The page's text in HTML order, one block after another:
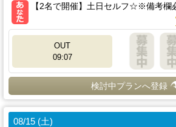
【2名で開催】土日セルフ☆※備考欄
OUT
09:07
検討中プランへ登録
08/15 (土)